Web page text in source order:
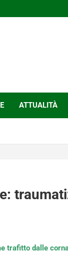
ATTUALITÀ
trafitto dalle